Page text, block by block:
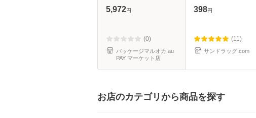
ム 300枚/冊 20冊
5,972円
(0)
パッケージマルオカ au
PAY マーケット店
398円
(11)
サンドラッグ.com
お店のカテゴリから商品を探す